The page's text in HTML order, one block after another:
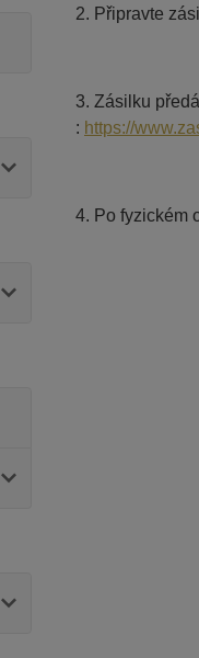
2. Připravte
3. Zásilku
: https://
4. Po fyzickém